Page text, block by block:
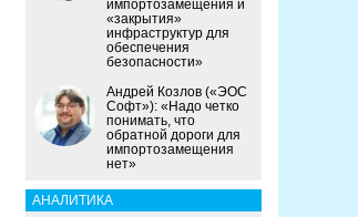
импортозамещения и
«закрытия»
инфраструктур для
обеспечения
безопасности»
Андрей Козлов («ЭОС
Софт»): «Надо четко
понимать, что
обратной дороги для
импортозамещения
нет»
АНАЛИТИКА